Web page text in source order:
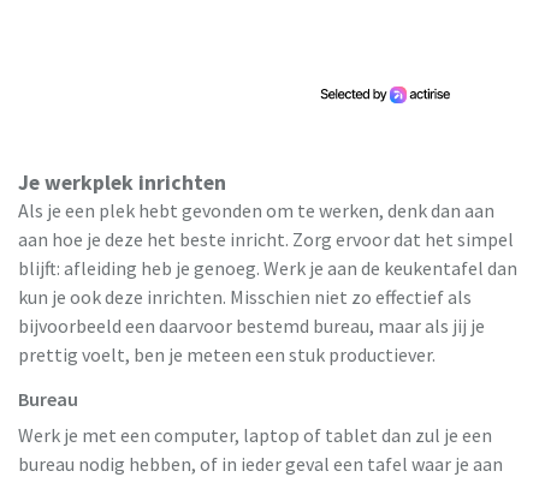
Je werkplek inrichten
Als je een plek hebt gevonden om te werken, denk dan aan
aan hoe je deze het beste inricht. Zorg ervoor dat het simpel
blijft: afleiding heb je genoeg. Werk je aan de keukentafel dan
kun je ook deze inrichten. Misschien niet zo effectief als
bijvoorbeeld een daarvoor bestemd bureau, maar als jij je
prettig voelt, ben je meteen een stuk productiever.
Bureau
Werk je met een computer, laptop of tablet dan zul je een
bureau nodig hebben, of in ieder geval een tafel waar je aan